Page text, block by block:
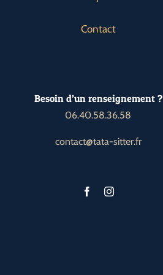
Contact
Besoin d’un renseignement ?
06.40.58.36.58
contact@tata-sitter.fr